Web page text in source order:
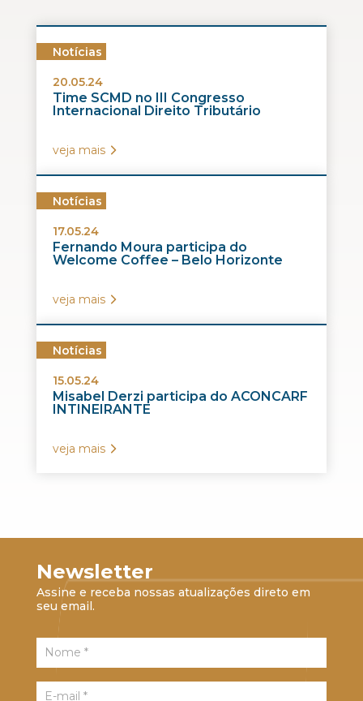
Notícias
20.05.24
Time SCMD no III Congresso
Internacional Direito Tributário
veja mais
Notícias
17.05.24
Fernando Moura participa do
Welcome Coffee – Belo Horizonte
veja mais
Notícias
15.05.24
Misabel Derzi participa do ACONCARF
INTINEIRANTE
veja mais
Newsletter
Assine e receba nossas atualizações direto em
seu email.